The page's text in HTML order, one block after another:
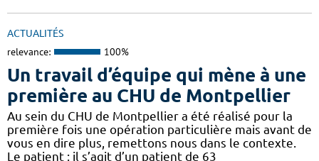
ACTUALITÉS
relevance: 100%
Un travail d’équipe qui mène à une
première au CHU de Montpellier
Au sein du CHU de Montpellier a été réalisé pour la
première fois une opération particulière mais avant de
vous en dire plus, remettons nous dans le contexte.
Le patient : il s’agit d’un patient de 63